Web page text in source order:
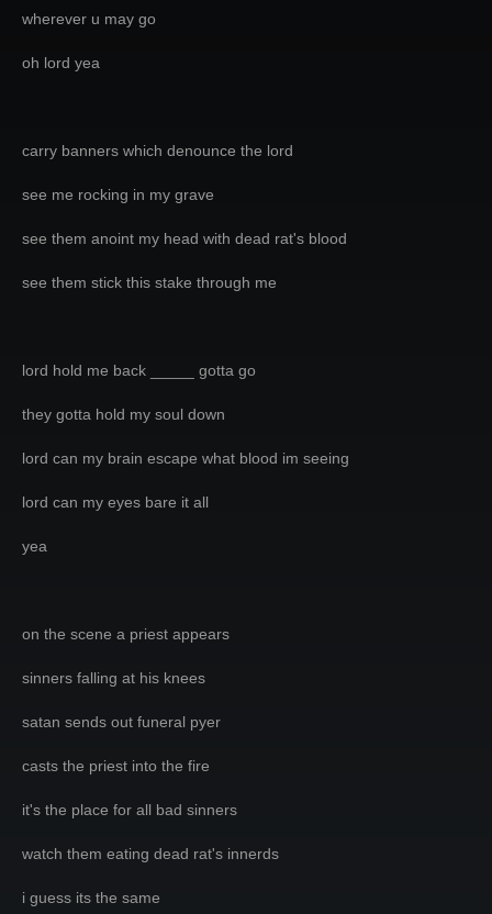
wherever u may go
oh lord yea
carry banners which denounce the lord
see me rocking in my grave
see them anoint my head with dead rat's blood
see them stick this stake through me
lord hold me back _____ gotta go
they gotta hold my soul down
lord can my brain escape what blood im seeing
lord can my eyes bare it all
yea
on the scene a priest appears
sinners falling at his knees
satan sends out funeral pyer
casts the priest into the fire
it's the place for all bad sinners
watch them eating dead rat's innerds
i guess its the same